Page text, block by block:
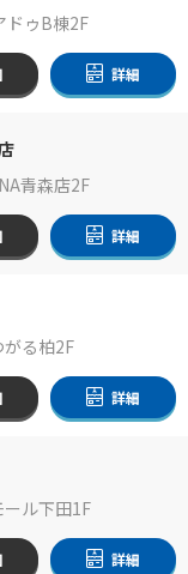
ゥB棟2F
詳細
青森店2F
詳細
る柏2F
詳細
ル下田1F
詳細